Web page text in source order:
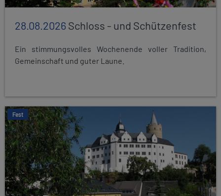
28.08.2026Schloss - und Schützenfest
Ein stimmungsvolles Wochenende voller Tradition,
Gemeinschaft und guter Laune.
Fest